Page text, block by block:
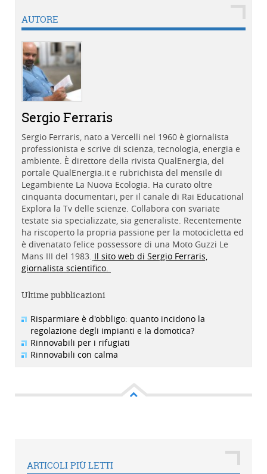
AUTORE
Sergio Ferraris
Sergio Ferraris, nato a Vercelli nel 1960 è giornalista
professionista e scrive di scienza, tecnologia, energia e
ambiente. È direttore della rivista QualEnergia, del
portale QualEnergia.it e rubrichista del mensile di
Legambiente La Nuova Ecologia. Ha curato oltre
cinquanta documentari, per il canale di Rai Educational
Explora la Tv delle scienze. Collabora con svariate
testate sia specializzate, sia generaliste. Recentemente
ha riscoperto la propria passione per la motocicletta ed
è divenatato felice possessore di una Moto Guzzi Le
Mans III del 1983. Il sito web di Sergio Ferraris,
giornalista scientifico.
Ultime pubblicazioni
Risparmiare è d'obbligo: quanto incidono la
regolazione degli impianti e la domotica?
Rinnovabili per i rifugiati
Rinnovabili con calma
ARTICOLI PIÙ LETTI